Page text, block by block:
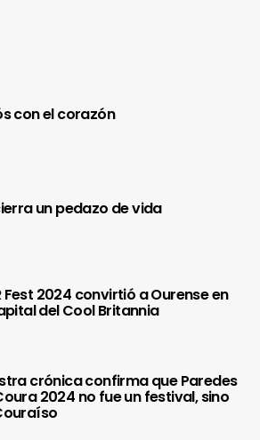
con el corazón
un pedazo de vida
Fest 2024 convirtió a Ourense en
del Cool Britannia
crónica confirma que Paredes
2024 no fue un festival, sino